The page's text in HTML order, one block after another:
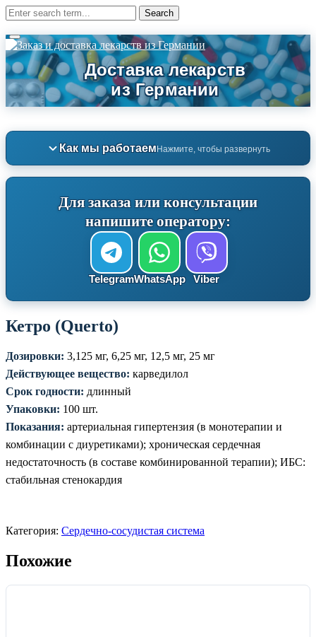
Как мы работаемНажмите, чтобы развернуть
Для заказа или консультации
напишите оператору:
TelegramWhatsApp Viber
Кетро (Querto)
Дозировки: 3,125 мг, 6,25 мг, 12,5 мг, 25 мг
Действующее вещество: карведилол
Срок годности: длинный
Упаковки: 100 шт.
Показания: артериальная гипертензия (в монотерапии и
комбинации с диуретиками); хроническая сердечная
недостаточность (в составе комбинированной терапии); ИБС:
стабильная стенокардия
Категория: Сердечно-сосудистая система
Похожие